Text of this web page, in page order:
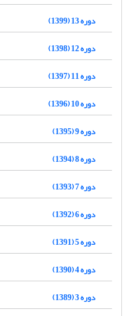
دوره 13 (1399)
دوره 12 (1398)
دوره 11 (1397)
دوره 10 (1396)
دوره 9 (1395)
دوره 8 (1394)
دوره 7 (1393)
دوره 6 (1392)
دوره 5 (1391)
دوره 4 (1390)
دوره 3 (1389)